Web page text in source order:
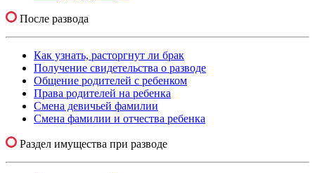
После развода
Как узнать, расторгнут ли брак
Получение свидетельства о разводе
Общение родителей с ребенком
Права родителей на ребенка
Смена девичьей фамилии
Смена фамилии и отчества ребенка
Раздел имущества при разводе